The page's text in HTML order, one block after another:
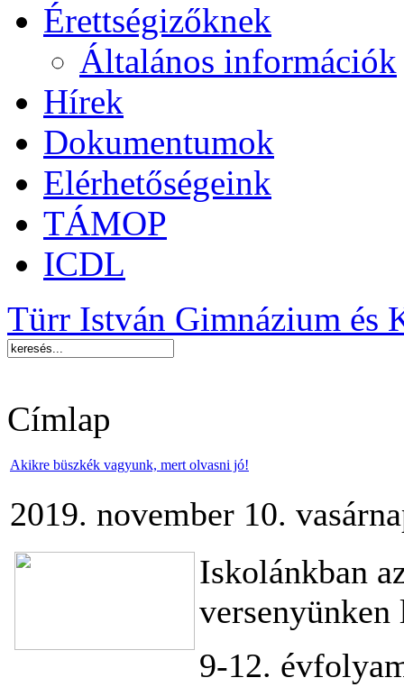
Érettségizőknek
Általános információk
Hírek
Dokumentumok
Elérhetőségeink
TÁMOP
ICDL
Türr István Gimnázium és
Címlap
Akikre büszkék vagyunk, mert olvasni jó!
2019. november 10.
Iskolánkban
9-12.